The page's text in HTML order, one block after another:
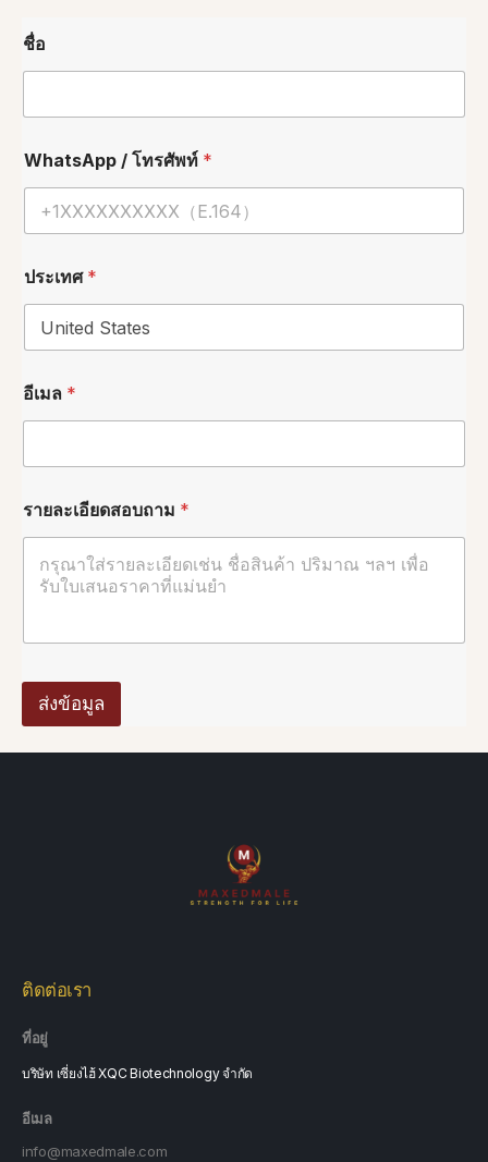
ชื่อ
WhatsApp / โทรศัพท์ *
ประเทศ *
อีเมล *
h
a
p
h
t
ด
อ
ถ
ม
รายละเอียดสอบถาม *
ส่งข้อมูล
ติดต่อเรา
ที่อยู่
บริษัท เซี่ยงไฮ้ XQC Biotechnology จำกัด
อีเมล
info@maxedmale.com